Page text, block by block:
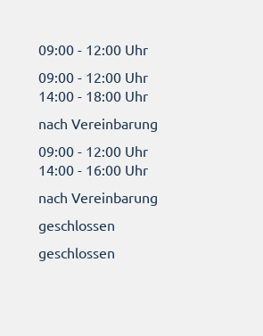
09:00 - 12:00 Uhr
09:00 - 12:00 Uhr
14:00 - 18:00 Uhr
nach Vereinbarung
09:00 - 12:00 Uhr
14:00 - 16:00 Uhr
nach Vereinbarung
geschlossen
geschlossen